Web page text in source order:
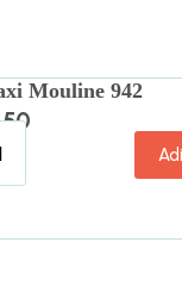
Mouline 942